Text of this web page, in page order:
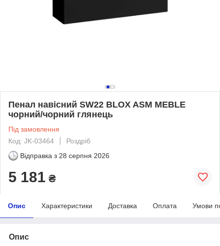
Пенал навісний SW22 BLOX ASM MEBLE
чорний/чорний глянець
Під замовлення
Код: JK-03464
Роздріб
Відправка з 28 серпня 2026
5 181 ₴
Опис Характеристики Доставка Оплата Умови
Опис